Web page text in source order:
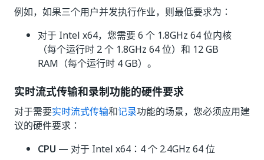
例如，如果三个用户并发执行作业，则最低要求为：
对于 Intel x64，您需要 6 个 1.8GHz 64 位内核
（每个运行时 2 个 1.8GHz 64 位）和 12 GB
RAM（每个运行时 4 GB）。
实时流式传输和录制功能的硬件要求
对于需要实时流式传输和记录功能的场景，您必须应用建
议的硬件要求：
CPU — 对于 Intel x64：4 个 2.4GHz 64 位